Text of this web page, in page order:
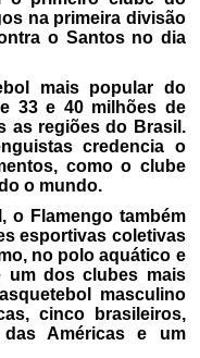
na primeira divisão
o Santos no dia
mais popular do
33 e 40 milhões de
as regiões do Brasil.
credencia o
como o clube
o mundo.
o Flamengo também
esportivas coletivas
no polo aquático e
um dos clubes mais
masculino
cinco brasileiros,
Américas e um